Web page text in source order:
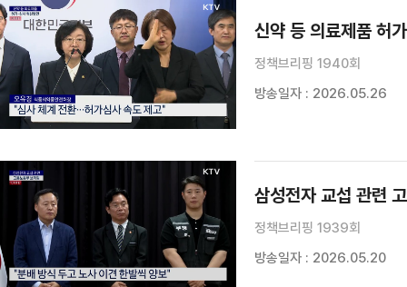
신약 등 의료제품 허
정책브리핑 1940회
방송일자 : 2026.05.26
삼성전자 교섭 관련
정책브리핑 1939회
방송일자 : 2026.05.20